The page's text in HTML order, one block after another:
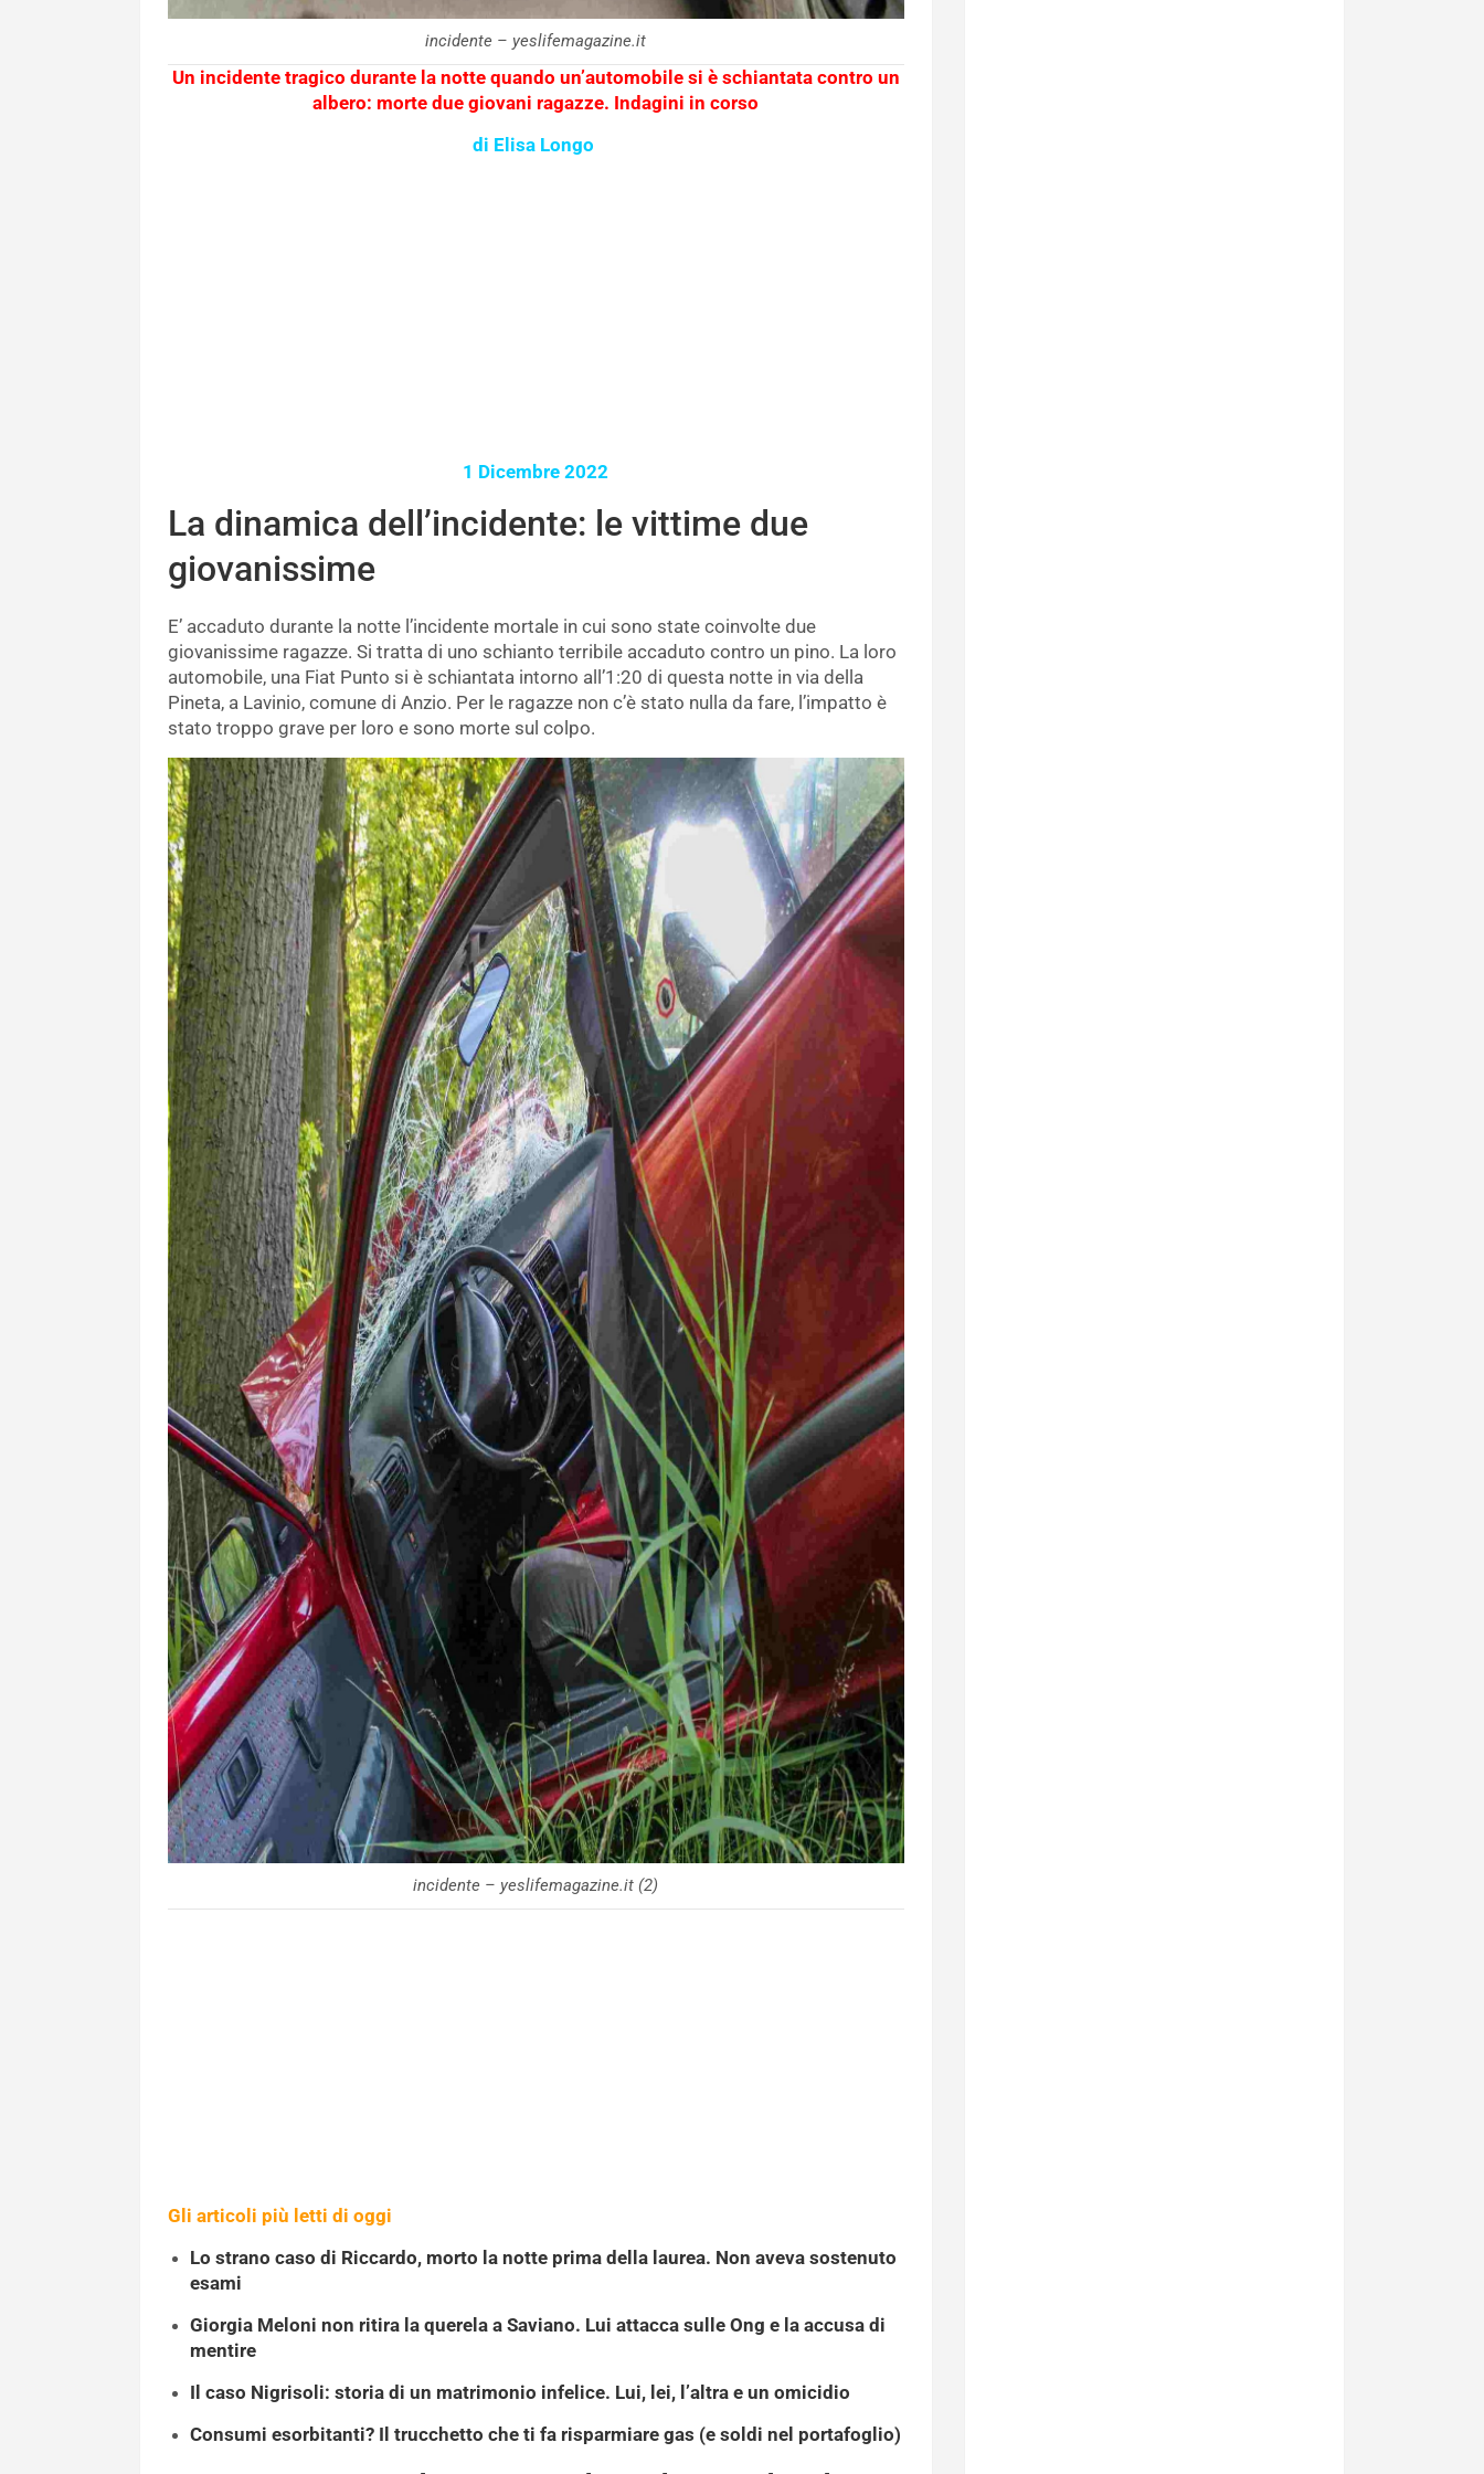
incidente – yeslifemagazine.it
Un incidente tragico durante la notte quando un’automobile si è schiantata contro un
albero: morte due giovani ragazze. Indagini in corso
di Elisa Longo
1 Dicembre 2022
La dinamica dell’incidente: le vittime due
giovanissime
E’ accaduto durante la notte l’incidente mortale in cui sono state coinvolte due
giovanissime ragazze. Si tratta di uno schianto terribile accaduto contro un pino. La loro
automobile, una Fiat Punto si è schiantata intorno all’1:20 di questa notte in via della
Pineta, a Lavinio, comune di Anzio. Per le ragazze non c’è stato nulla da fare, l’impatto è
stato troppo grave per loro e sono morte sul colpo.
incidente – yeslifemagazine.it (2)
Gli articoli più letti di oggi
Lo strano caso di Riccardo, morto la notte prima della laurea. Non aveva sostenuto
esami
Giorgia Meloni non ritira la querela a Saviano. Lui attacca sulle Ong e la accusa di
mentire
Il caso Nigrisoli: storia di un matrimonio infelice. Lui, lei, l’altra e un omicidio
Consumi esorbitanti? Il trucchetto che ti fa risparmiare gas (e soldi nel portafoglio)